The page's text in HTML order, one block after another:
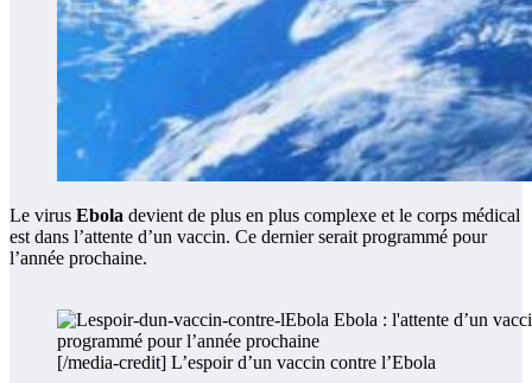
Le virus Ebola devient de plus en plus complexe et le corps médical
est dans l’attente d’un vaccin. Ce dernier serait programmé pour
l’année prochaine.
[/media-credit] L’espoir d’un vaccin contre l’Ebola